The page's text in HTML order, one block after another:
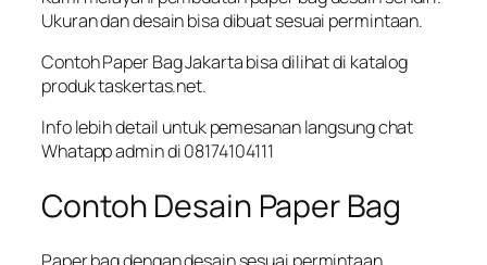
Ukuran dan desain bisa dibuat sesuai permintaan.
Contoh Paper Bag Jakarta bisa dilihat di katalog
produk taskertas.net.
Info lebih detail untuk pemesanan langsung chat
Whatapp admin di 08174104111
Contoh Desain Paper Bag